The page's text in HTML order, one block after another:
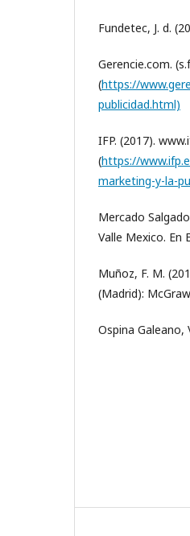
Fundetec, J. d.
Gerencie.com.
(https://
publicidad.html)
IFP. (2017).
(https://
marketing-y-la-
Mercado
Valle Mexico. En
Muñoz, F. M.
(Madrid):
Ospina Galeano,